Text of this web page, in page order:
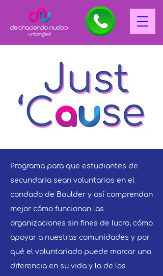
Programa para que estudiantes de
secundaria sean voluntarios en el
condado de Boulder y así comprendan
mejor cómo funcionan las
organizaciones sin fines de lucro, cómo
apoyar a nuestras comunidades y por
qué el voluntariado puede marcar una
diferencia en su vida y la de los